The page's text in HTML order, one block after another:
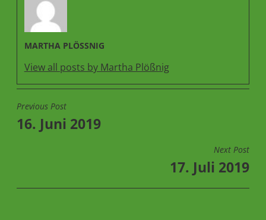
MARTHA PLÖSSNIG
View all posts by Martha Plößnig
BEITRAGSNAVIGATION
Previous Post
16. Juni 2019
Next Post
17. Juli 2019